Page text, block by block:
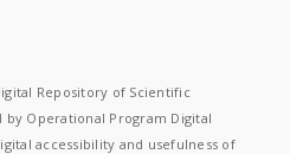
Repository of Scientific
by Operational Program Digital
accessibility and usefulness of